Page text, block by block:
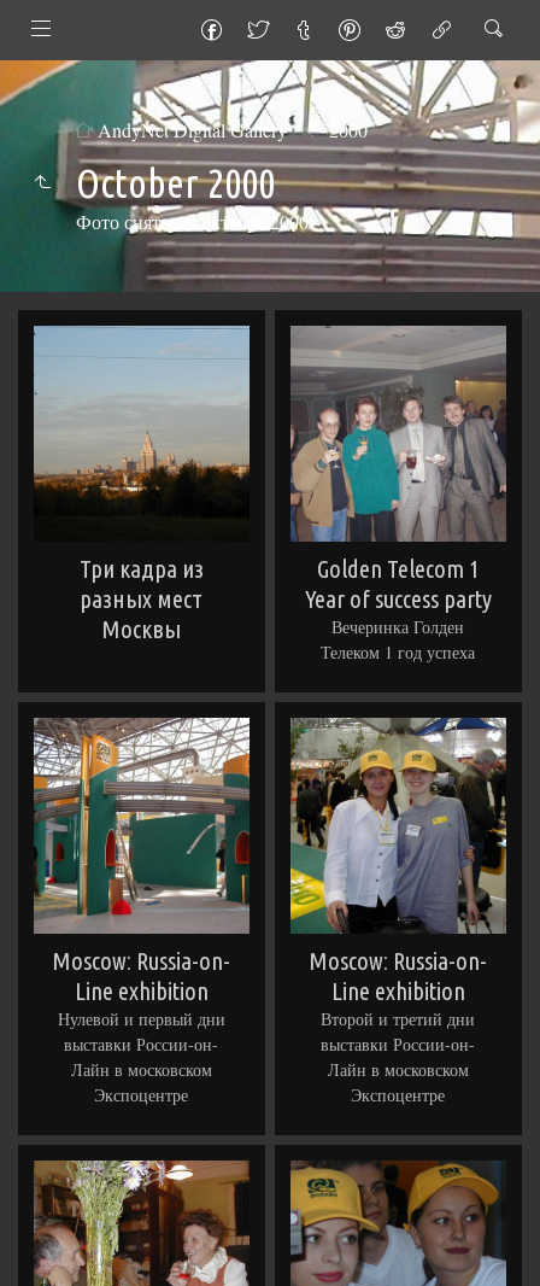
AndyNet Digital Gallery 2000
October 2000
Фото снятые в октябре 2000
Три кадра из
разных мест
Москвы
Golden Telecom 1
Year of success party
Вечеринка Голден
Телеком 1 год успеха
Moscow: Russia-on-
Line exhibition
Нулевой и первый дни
выставки России-он-
Лайн в московском
Экспоцентре
Moscow: Russia-on-
Line exhibition
Второй и третий дни
выставки России-он-
Лайн в московском
Экспоцентре